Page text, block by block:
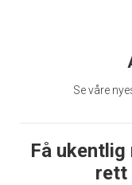
Se våre
Få
rett